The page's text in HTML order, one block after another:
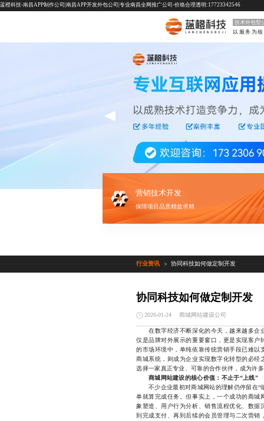
蓝橙科技-南昌APP制作公司|南昌APP开发外包公司|专业南昌全网推广公司-价格合理透明:17723342546
技术外包型
以服务为
营销技术开发
保障项目品质精益求精
行业资讯 > 协同科技如何做定制开发
协同科技如何做定制开发
2026-01-24 商城网站建设公司
在数字经济不断深化的今天，越来越多企
仅是品牌对外展示的重要窗口，更是实现客
的市场环境中，单纯依靠传统营销手段已难
商城系统，则成为企业实现数字化转型的必
选择一家真正专业、可靠的合作伙伴，成为许
商城网站建设的核心价值：不止于“上线”
不少企业最初对商城网站的理解仍停留在“
单就算完成任务。但事实上，一个成功的商
象塑造、用户行为分析、销售流程优化、数
到完成支付、再到后续的会员管理与二次营